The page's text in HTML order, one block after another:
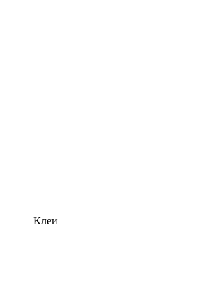
Клеи